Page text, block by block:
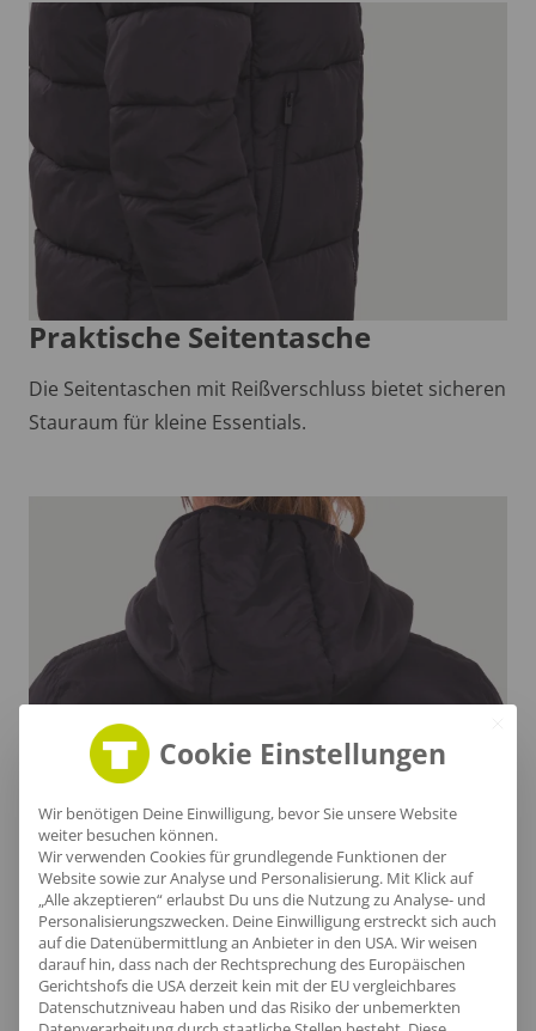
Praktische Seitentasche
Die Seitentaschen mit Reißverschluss bietet sicheren
Stauraum für kleine Essentials.
Stilvolle Kapuze
Die geformte Kapuze umschmeichelt sanft deinen
Nacken und bietet optimalen Schutz vor Wind und
Wetter.
Cookie Einstellungen
Wir benötigen Deine Einwilligung, bevor Sie unsere Website
weiter besuchen können.
Wir verwenden Cookies für grundlegende Funktionen der
Website sowie zur Analyse und Personalisierung. Mit Klick auf
„Alle akzeptieren“ erlaubst Du uns die Nutzung zu Analyse- und
Personalisierungszwecken. Deine Einwilligung erstreckt sich auch
auf die Datenübermittlung an Anbieter in den USA. Wir weisen
darauf hin, dass nach der Rechtsprechung des Europäischen
Gerichtshofs die USA derzeit kein mit der EU vergleichbares
Datenschutzniveau haben und das Risiko der unbemerkten